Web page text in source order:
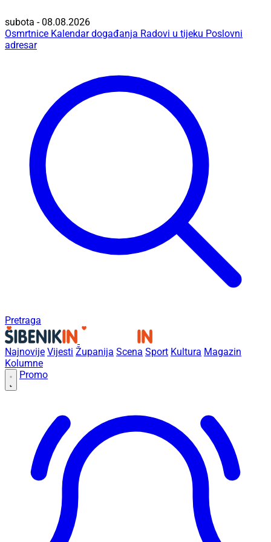
subota - 08.08.2026
Osmrtnice Kalendar događanja Radovi u tijeku Poslovni
adresar
Pretraga
Najnovije Vijesti Županija Scena Sport Kultura Magazin
Kolumne
Promo